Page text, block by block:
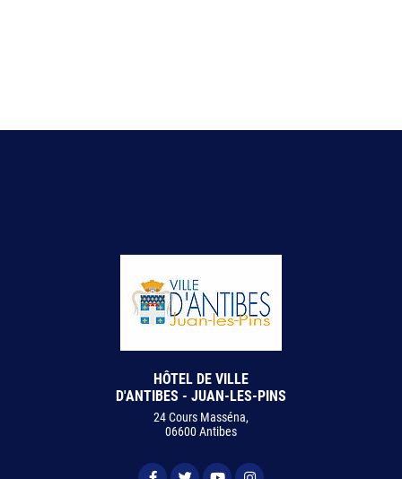
HÔTEL DE VILLE
D'ANTIBES - JUAN-LES-PINS
24 Cours Masséna,
06600 Antibes